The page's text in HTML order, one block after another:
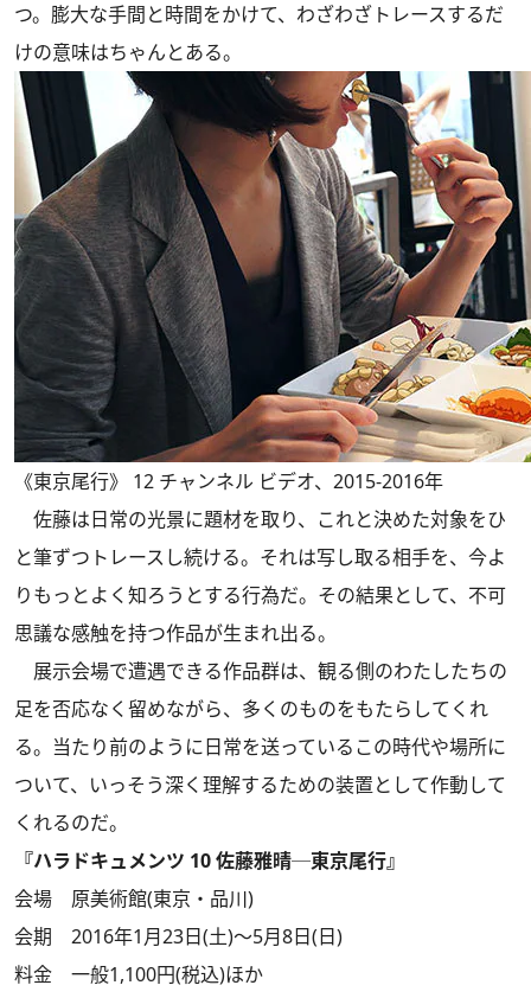
つ。膨大な手間と時間をかけて、わざわざトレースするだ
けの意味はちゃんとある。
《東京尾行》 12 チャンネル ビデオ、2015-2016年
佐藤は日常の光景に題材を取り、これと決めた対象をひ
と筆ずつトレースし続ける。それは写し取る相手を、今よ
りもっとよく知ろうとする行為だ。その結果として、不可
思議な感触を持つ作品が生まれ出る。
展示会場で遭遇できる作品群は、観る側のわたしたちの
足を否応なく留めながら、多くのものをもたらしてくれ
る。当たり前のように日常を送っているこの時代や場所に
ついて、いっそう深く理解するための装置として作動して
くれるのだ。
『ハラドキュメンツ 10 佐藤雅晴─東京尾行』
会場 原美術館(東京・品川)
会期 2016年1月23日(土)～5月8日(日)
料金 一般1,100円(税込)ほか